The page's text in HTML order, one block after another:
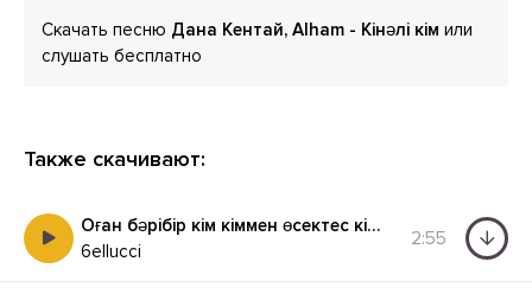
Скачать песню Дана Кентай, Alham - Кінәлі кім или
слушать бесплатно
Также скачивают:
Оған бәрібір кім кіммен өсектес кім кіммен төсектес
6ellucci
2:55